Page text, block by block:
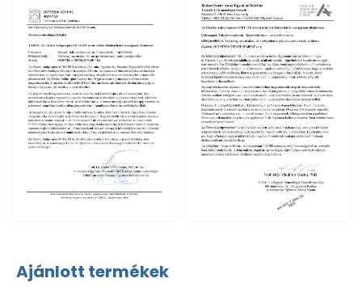
Ajánlott termékek